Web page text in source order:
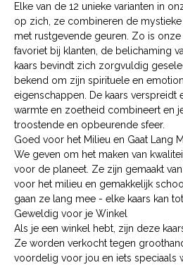
Elke van de 12 unieke varianten in
op zich, ze combineren de
met rustgevende geuren. Zo is onze
favoriet bij klanten, de belichaming
kaars bevindt zich zorgvuldig
bekend om zijn spirituele en
eigenschappen. De kaars verspreidt
warmte en zoetheid combineert en
troostende en opbeurende sfeer.
Goed voor het Milieu en Gaat Lang
We geven om het maken van
voor de planeet. Ze zijn gemaakt
voor het milieu en gemakkelijk
gaan ze lang mee - elke kaars kan
Geweldig voor je Winkel
Als je een winkel hebt, zijn deze
Ze worden verkocht tegen
voordelig voor jou en iets speciaals